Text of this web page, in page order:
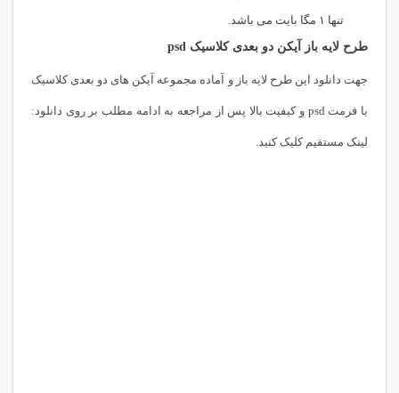
تنها ۱ مگا بایت می باشد.
طرح لایه باز آیکن دو بعدی کلاسیک psd
جهت دانلود این طرح لایه باز و آماده مجموعه آیکن های دو بعدی کلاسیک
با فرمت psd و کیفیت بالا پس از مراجعه به ادامه مطلب بر روی دانلود:
لینک مستقیم کلیک کنید.